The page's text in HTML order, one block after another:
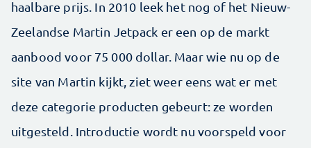
haalbare prijs. In 2010 leek het nog of het Nieuw-
Zeelandse Martin Jetpack er een op de markt
aanbood voor 75 000 dollar. Maar wie nu op de
site van Martin kijkt, ziet weer eens wat er met
deze categorie producten gebeurt: ze worden
uitgesteld. Introductie wordt nu voorspeld voor